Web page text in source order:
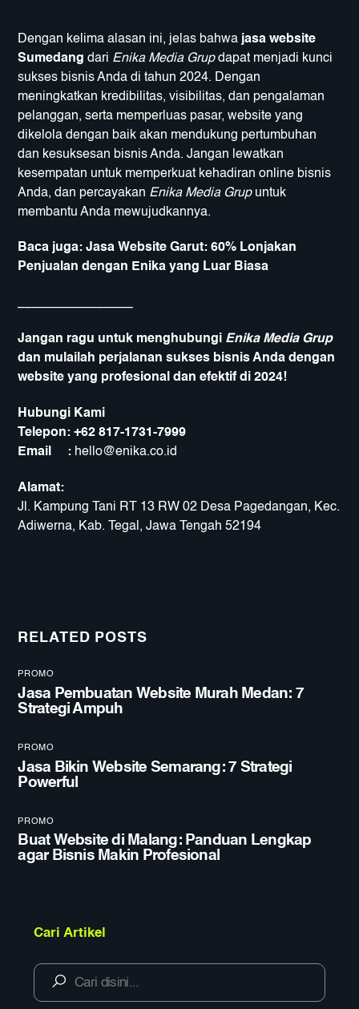
Dengan kelima alasan ini, jelas bahwa jasa website
Sumedang dari Enika Media Grupdapat menjadi kunci
sukses bisnis Anda di tahun 2024. Dengan
meningkatkan kredibilitas, visibilitas, dan pengalaman
pelanggan, serta memperluas pasar, website yang
dikelola dengan baik akan mendukung pertumbuhan
dan kesuksesan bisnis Anda. Jangan lewatkan
kesempatan untuk memperkuat kehadiran online bisnis
Anda, dan percayakan Enika Media Grupuntuk
membantu Anda mewujudkannya.
Baca juga:Jasa Website Garut: 60% Lonjakan
Penjualan dengan Enika yang Luar Biasa
Jangan ragu untuk menghubungi Enika Media Grup
dan mulailah perjalanan sukses bisnis Anda dengan
website yang profesional dan efektif di 2024!
Hubungi Kami
Telepon:+62 817-1731-7999
Email : hello@enika.co.id
Alamat:
Jl. Kampung Tani RT 13 RW 02 Desa Pagedangan, Kec.
Adiwerna, Kab. Tegal, Jawa Tengah 52194
RELATED POSTS
PROMO
Jasa Pembuatan Website Murah Medan: 7
Strategi Ampuh
PROMO
Jasa Bikin Website Semarang: 7 Strategi
Powerful
PROMO
Buat Website di Malang: Panduan Lengkap
agar Bisnis Makin Profesional
Cari Artikel